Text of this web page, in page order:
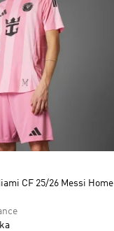
CF 25/26 Messi Home